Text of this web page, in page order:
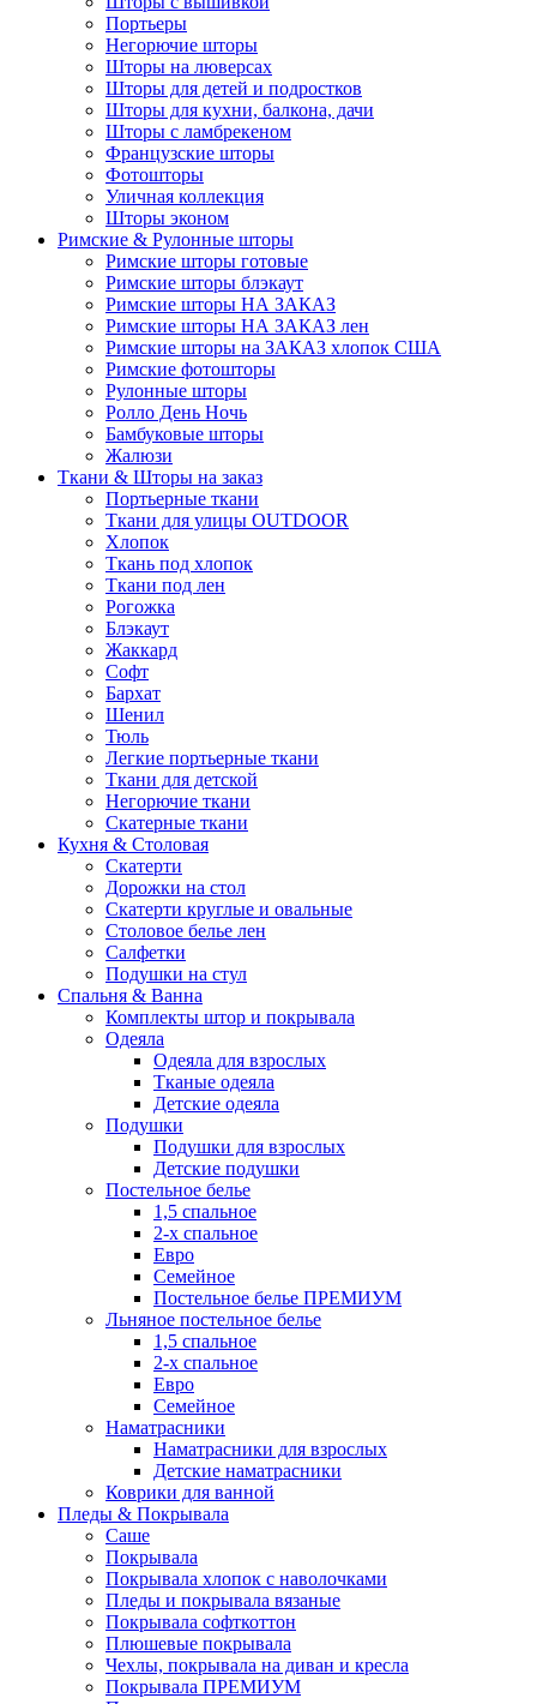
Портьеры
Негорючие шторы
Шторы на люверсах
Шторы для детей и подростков
Шторы для кухни, балкона, дачи
Шторы с ламбрекеном
Французские шторы
Фотошторы
Уличная коллекция
Шторы эконом
Римские & Рулонные шторы
Римские шторы готовые
Римские шторы блэкаут
Римские шторы НА ЗАКАЗ
Римские шторы НА ЗАКАЗ лен
Римские шторы на ЗАКАЗ хлопок США
Римские фотошторы
Рулонные шторы
Ролло День Ночь
Бамбуковые шторы
Жалюзи
Ткани & Шторы на заказ
Портьерные ткани
Ткани для улицы OUTDOOR
Хлопок
Ткань под хлопок
Ткани под лен
Рогожка
Блэкаут
Жаккард
Софт
Бархат
Шенил
Тюль
Легкие портьерные ткани
Ткани для детской
Негорючие ткани
Скатерные ткани
Кухня & Столовая
Скатерти
Дорожки на стол
Скатерти круглые и овальные
Столовое белье лен
Салфетки
Подушки на стул
Спальня & Ванна
Комплекты штор и покрывала
Одеяла
Одеяла для взрослых
Тканые одеяла
Детские одеяла
Подушки
Подушки для взрослых
Детские подушки
Постельное белье
1,5 спальное
2-х спальное
Евро
Семейное
Постельное белье ПРЕМИУМ
Льняное постельное белье
1,5 спальное
2-х спальное
Евро
Семейное
Наматрасники
Наматрасники для взрослых
Детские наматрасники
Коврики для ванной
Пледы & Покрывала
Саше
Покрывала
Покрывала хлопок с наволочками
Пледы и покрывала вязаные
Покрывала софткоттон
Плюшевые покрывала
Чехлы, покрывала на диван и кресла
Покрывала ПРЕМИУМ